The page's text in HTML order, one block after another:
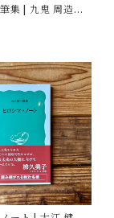
集 | 九鬼 周造
正(編)